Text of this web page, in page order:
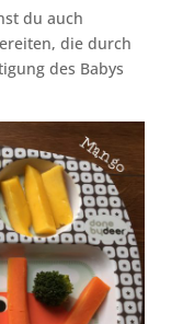
du auch
die durch
des Babys